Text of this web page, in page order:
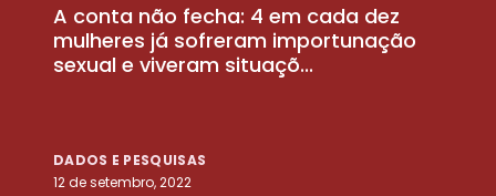
A conta não fecha: 4 em cada dez
mulheres já sofreram importunação
sexual e viveram situaçõ...
DADOS E PESQUISAS
12 de setembro, 2022